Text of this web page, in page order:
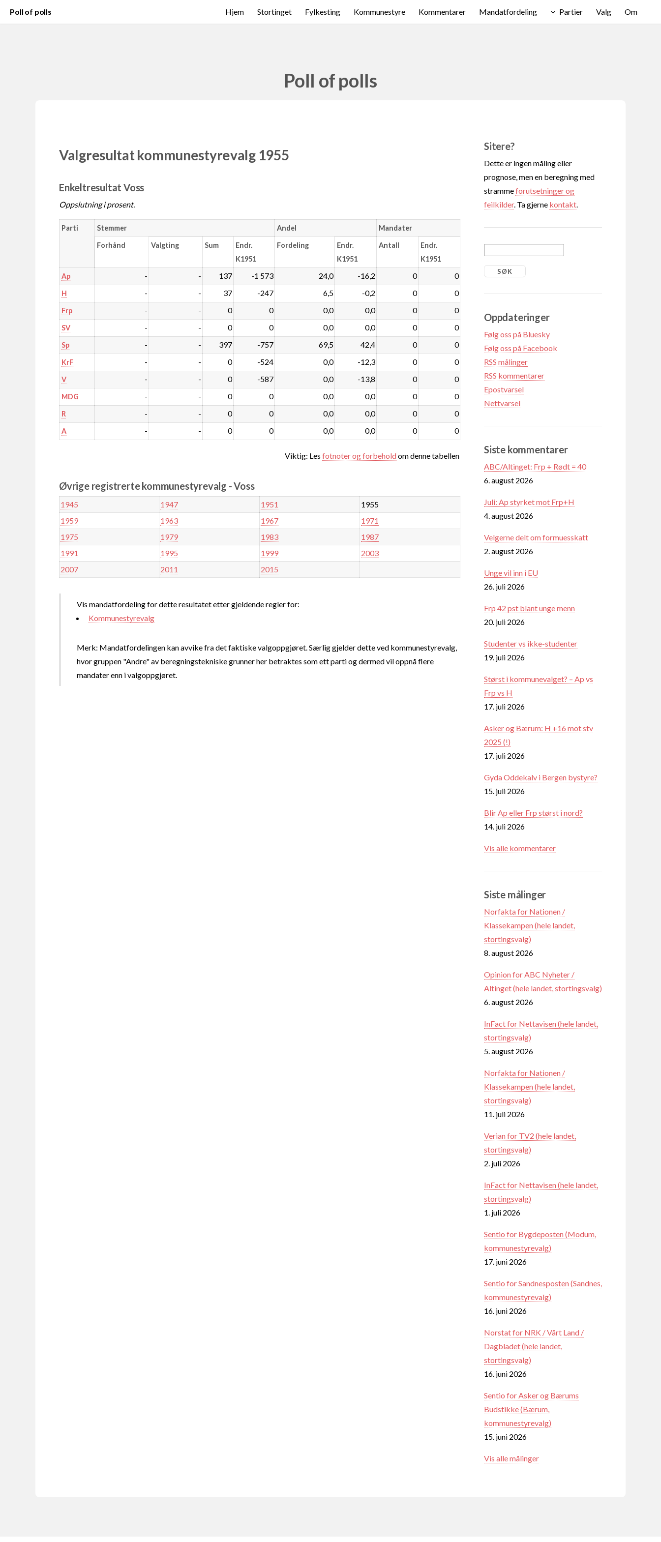
Poll of polls Hjem Stortinget Fylkesting Kommunestyre Kommentarer Mandatfordeling Partier Valg Om
Poll of polls
Valgresultat kommunestyrevalg 1955
Enkeltresultat Voss
Oppslutning i prosent.
Parti Stemmer Andel Mandater
Forhånd Valgting Sum
Endr.
K1951
Fordeling
Endr.
K1951
Antall
Endr.
K1951
Ap - - 137 -1 573 24,0 -16,2 0 0
H - - 37 -247 6,5 -0,2 0 0
Frp - - 0 0 0,0 0,0 0 0
SV - - 0 0 0,0 0,0 0 0
Sp - - 397 -757 69,5 42,4 0 0
KrF - - 0 -524 0,0 -12,3 0 0
V - - 0 -587 0,0 -13,8 0 0
MDG - - 0 0 0,0 0,0 0 0
R - - 0 0 0,0 0,0 0 0
A - - 0 0 0,0 0,0 0 0
Viktig: Les fotnoter og forbeholdom denne tabellen
Øvrige registrerte kommunestyrevalg - Voss
1945 1947 1951
1955
1959
1963 1967
1971
1975
1979 1983
1987
1991
1995 1999
2003
2007
2011 2015
Vis mandatfordeling for dette resultatet etter gjeldende regler for:
Kommunestyrevalg
Merk: Mandatfordelingen kan avvike fra det faktiske valgoppgjøret. Særlig gjelder dette ved kommunestyrevalg,
hvor gruppen "Andre" av beregningstekniske grunner her betraktes som ett parti og dermed vil oppnå flere
mandater enn i valgoppgjøret.
Sitere?
Dette er ingen måling eller
prognose, men en beregning med
strammeforutsetninger og
feilkilder. Ta gjerne kontakt
Oppdateringer
Følg oss på Bluesky
Følg oss på Facebook
RSS målinger
RSS kommentarer
Epostvarsel
Nettvarsel
Siste kommentarer
ABC/Altinget: Frp + Rødt = 40
6. august 2026
Juli: Ap styrket mot Frp+H
4. august 2026
Velgerne delt om formuesskatt
2. august 2026
Unge vil inn i EU
26. juli 2026
Frp 42 pst blant unge menn
20. juli 2026
Studenter vs ikke-studenter
19. juli 2026
Størst i kommunevalget? – Ap vs
Frp vs H
17. juli 2026
Asker og Bærum: H +16 mot stv
2025 (!)
17. juli 2026
Gyda Oddekalv i Bergen bystyre?
15. juli 2026
Blir Ap eller Frp størst i nord?
14. juli 2026
Vis alle kommentarer
Siste målinger
Norfakta for Nationen /
Klassekampen (hele landet,
stortingsvalg)
8. august 2026
Opinion for ABC Nyheter /
Altinget (hele landet, stortingsvalg)
6. august 2026
InFact for Nettavisen (hele landet,
stortingsvalg)
5. august 2026
Norfakta for Nationen /
Klassekampen (hele landet,
stortingsvalg)
11. juli 2026
Verian for TV2 (hele landet,
stortingsvalg)
2. juli 2026
InFact for Nettavisen (hele landet,
stortingsvalg)
1. juli 2026
Sentio for Bygdeposten (Modum,
kommunestyrevalg)
17. juni 2026
Sentio for Sandnesposten (Sandnes,
kommunestyrevalg)
16. juni 2026
Norstat for NRK / Vårt Land /
Dagbladet (hele landet,
stortingsvalg)
16. juni 2026
Sentio for Asker og Bærums
Budstikke (Bærum,
kommunestyrevalg)
15. juni 2026
Vis alle målinger